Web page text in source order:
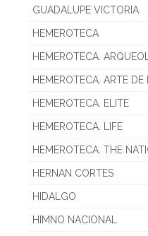
GUADALUPE VICTORIA
HEMEROTECA
HEMEROTECA.
HEMEROTECA. ARTE DE
HEMEROTECA. ELITE
HEMEROTECA. LIFE
HEMEROTECA. THE
HERNAN CORTES
HIDALGO
HIMNO NACIONAL